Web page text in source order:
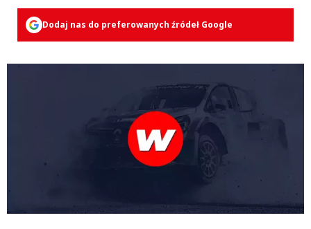
Dodaj nas do preferowanych źródeł Google